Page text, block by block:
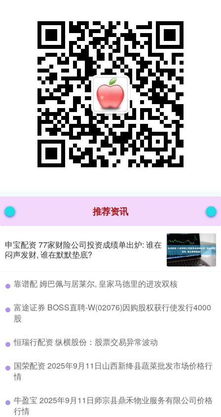
推荐资讯
申宝配资 77家财险公司投资成绩单出炉: 谁在
闷声发财, 谁在默默垫底?
​靠谱配 姆巴佩与居莱尔, 皇家马德里的进攻双核
​富途证券 BOSS直聘-W(02076)因购股权获行使发行4000
股
​恒瑞行配资 纵横股份：股票交易异常波动
​国荣配资 2025年9月11日山西新绛县蔬菜批发市场价格行
情
​牛盈宝 2025年9月11日师宗县鼎禾物业服务有限公司价格
行情